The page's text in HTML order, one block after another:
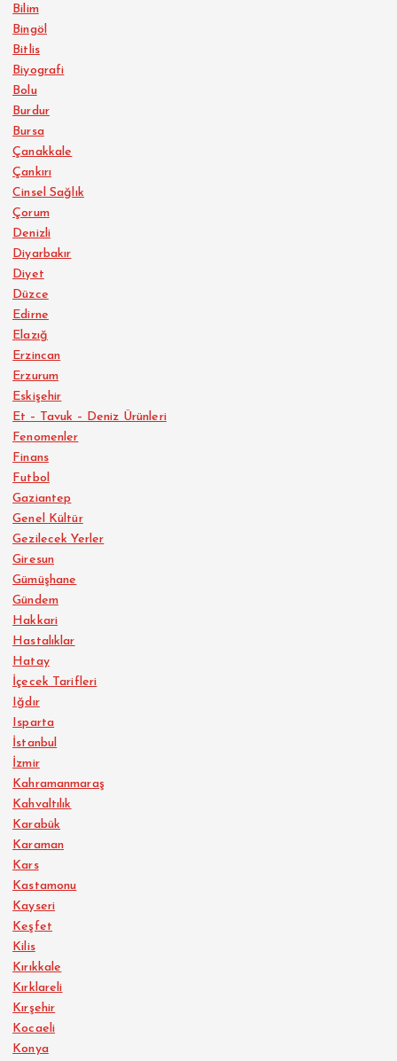
Bilim
Bingöl
Bitlis
Biyografi
Bolu
Burdur
Bursa
Çanakkale
Çankırı
Cinsel Sağlık
Çorum
Denizli
Diyarbakır
Diyet
Düzce
Edirne
Elazığ
Erzincan
Erzurum
Eskişehir
Et – Tavuk – Deniz Ürünleri
Fenomenler
Finans
Futbol
Gaziantep
Genel Kültür
Gezilecek Yerler
Giresun
Gümüşhane
Gündem
Hakkari
Hastalıklar
Hatay
İçecek Tarifleri
Iğdır
Isparta
İstanbul
İzmir
Kahramanmaraş
Kahvaltılık
Karabük
Karaman
Kars
Kastamonu
Kayseri
Keşfet
Kilis
Kırıkkale
Kırklareli
Kırşehir
Kocaeli
Konya